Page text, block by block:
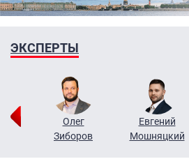
ЭКСПЕРТЫ
Олег
Зиборов
Евгений
Мошняцкий